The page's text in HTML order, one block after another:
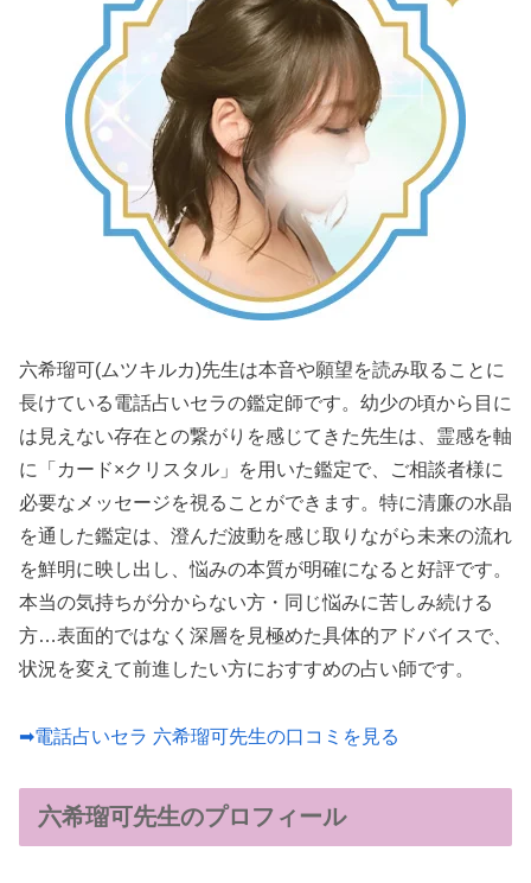
六希瑠可(ムツキルカ)先生は本音や願望を読み取ることに
長けている電話占いセラの鑑定師です。幼少の頃から目に
は見えない存在との繋がりを感じてきた先生は、霊感を軸
に「カード×クリスタル」を用いた鑑定で、ご相談者様に
必要なメッセージを視ることができます。特に清廉の水晶
を通した鑑定は、澄んだ波動を感じ取りながら未来の流れ
を鮮明に映し出し、悩みの本質が明確になると好評です。
本当の気持ちが分からない方・同じ悩みに苦しみ続ける
方…表面的ではなく深層を見極めた具体的アドバイスで、
状況を変えて前進したい方におすすめの占い師です。
➡電話占いセラ 六希瑠可先生の口コミを見る
六希瑠可先生のプロフィール